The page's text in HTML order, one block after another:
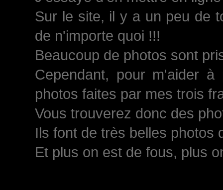
Sur le site, il y a un peu de
de n'importe quoi !!!
Beaucoup de photos sont
Cependant, pour m'aider
photos faites par mes trois
Vous trouverez donc des
Ils font de très belles photos
Et plus on est de fous, plus